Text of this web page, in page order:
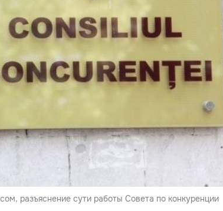
разъяснение сути работы Совета по конкуренции